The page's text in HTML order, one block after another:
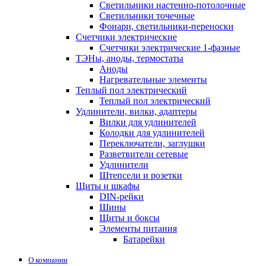
Светильники настенно-потолочные
Светильники точечные
Фонари, светильники-переноски
Счетчики электрические
Счетчики электрические 1-фазные
ТЭНы, аноды, термостаты
Аноды
Нагревательные элементы
Теплый пол электрический
Теплый пол электрический
Удлинители, вилки, адаптеры
Вилки для удлинителей
Колодки для удлинителей
Переключатели, заглушки
Разветвители сетевые
Удлинители
Штепсели и розетки
Щиты и шкафы
DIN-рейки
Шины
Щиты и боксы
Элементы питания
Батарейки
О компании